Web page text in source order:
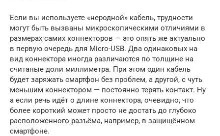
Если вы используете «неродной» кабель, трудности
могут быть вызваны микроскопическими отличиями в
размерах самих коннекторов — это опять же актуально
в первую очередь для Micro-USB. Два одинаковых на
вид коннектора иногда различаются по толщине на
считаные доли миллиметра. При этом один кабель
будет заряжать смартфон без проблем, а другой, с чуть
меньшим коннектором — постоянно терять контакт. Ну
а если речь идёт о длине коннектора, очевидно, что
более короткий может просто не достать до глубоко
расположенного разъёма, например, в защищённом
смартфоне.